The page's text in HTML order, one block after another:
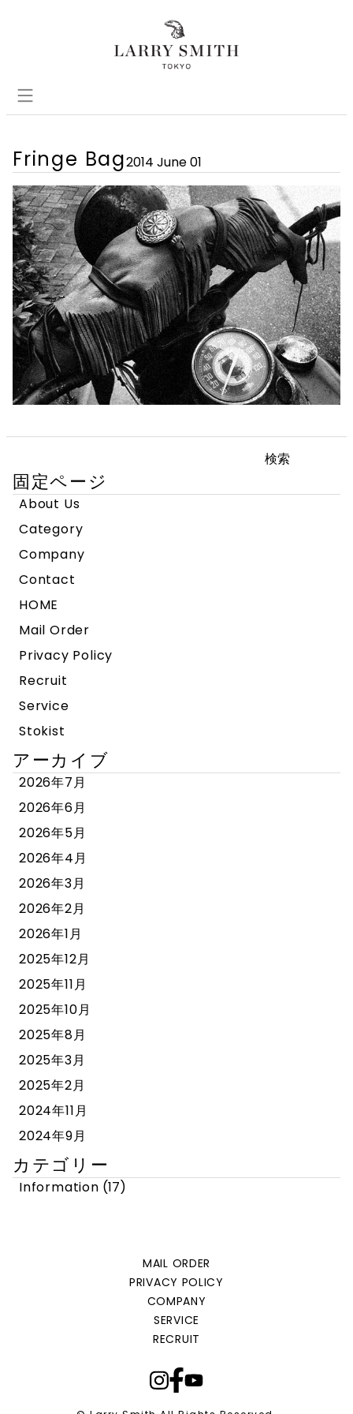
Fringe Bag2014 June 01
索:
固定ページ
About Us
Category
Company
Contact
HOME
Mail Order
Privacy Policy
Recruit
Service
Stokist
アーカイブ
2026年7月
2026年6月
2026年5月
2026年4月
2026年3月
2026年2月
2026年1月
2025年12月
2025年11月
2025年10月
2025年8月
2025年3月
2025年2月
2024年11月
2024年9月
カテゴリー
Information (17)
MAIL ORDER
PRIVACY POLICY
COMPANY
SERVICE
RECRUIT